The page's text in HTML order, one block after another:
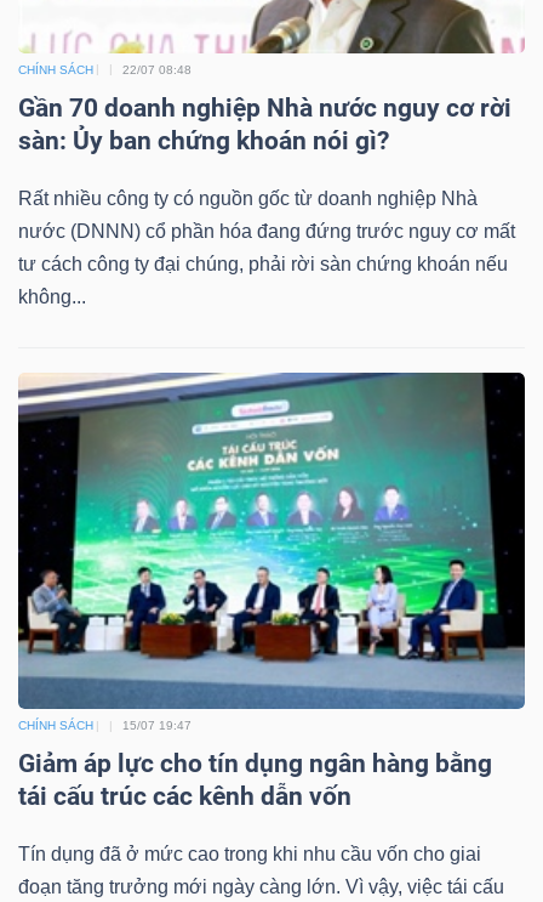
CHÍNH SÁCH 22/07 08:48
Gần 70 doanh nghiệp Nhà nước nguy cơ rời
sàn: Ủy ban chứng khoán nói gì?
Rất nhiều công ty có nguồn gốc từ doanh nghiệp Nhà
nước (DNNN) cổ phần hóa đang đứng trước nguy cơ mất
tư cách công ty đại chúng, phải rời sàn chứng khoán nếu
không...
CHÍNH SÁCH 15/07 19:47
Giảm áp lực cho tín dụng ngân hàng bằng
tái cấu trúc các kênh dẫn vốn
Tín dụng đã ở mức cao trong khi nhu cầu vốn cho giai
đoạn tăng trưởng mới ngày càng lớn. Vì vậy, việc tái cấu